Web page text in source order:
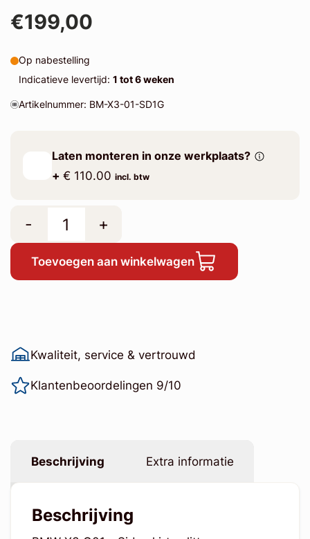
€199,00
Op nabestelling
Indicatieve levertijd: 1 tot 6 weken
Artikelnummer: BM-X3-01-SD1G
Laten monteren in onze werkplaats?
+ € 110.00 incl. btw
- +
Toevoegen aan winkelwagen
Kwaliteit, service & vertrouwd
Klantenbeoordelingen 9/10
Beschrijving Extra informatie
Beschrijving